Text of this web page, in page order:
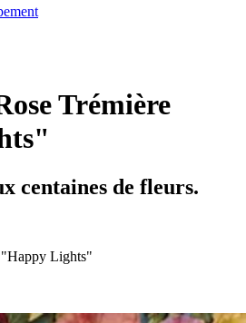
Trémière
centaines de fleurs.
"Happy Lights"